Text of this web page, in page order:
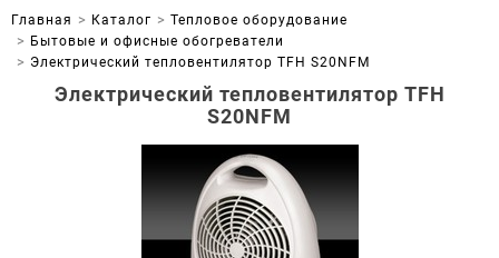
Главная Каталог
Тепловое оборудование
Бытовые и офисные обогреватели
Электрический тепловентилятор TFH S20NFM
Электрический тепловентилятор TFH
S20NFM